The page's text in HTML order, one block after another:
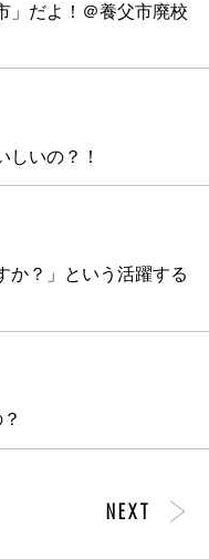
」だよ！＠養父市廃校
しいの？！
か？」という活躍する
NEXT